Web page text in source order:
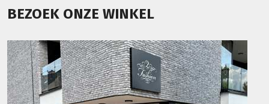
BEZOEK ONZE WINKEL